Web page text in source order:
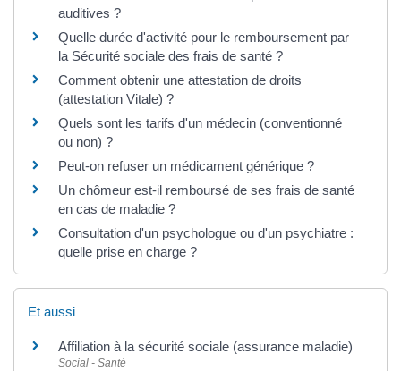
auditives ?
Quelle durée d'activité pour le remboursement par
la Sécurité sociale des frais de santé ?
Comment obtenir une attestation de droits
(attestation Vitale) ?
Quels sont les tarifs d'un médecin (conventionné
ou non) ?
Peut-on refuser un médicament générique ?
Un chômeur est-il remboursé de ses frais de santé
en cas de maladie ?
Consultation d'un psychologue ou d'un psychiatre :
quelle prise en charge ?
Et aussi
Affiliation à la sécurité sociale (assurance maladie)
Social - Santé